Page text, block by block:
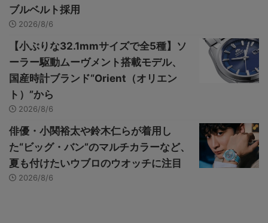
ブルベルト採用
2026/8/6
【小ぶりな32.1mmサイズで全5種】ソ
ーラー駆動ムーヴメント搭載モデル、
国産時計ブランド“Orient（オリエン
ト）”から
2026/8/6
俳優・小関裕太や鈴木仁らが着用し
た“ビッグ・バン”のマルチカラーなど、
夏も付けたいウブロのウオッチに注目
2026/8/6